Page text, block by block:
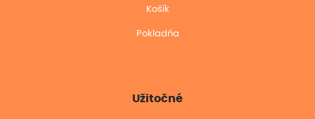
Košík
Pokladňa
Užitočné